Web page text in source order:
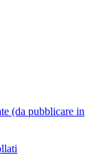
(da pubblicare in